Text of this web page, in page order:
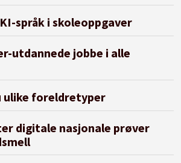
språk i skoleoppgaver
utdannede jobbe i alle
ulike foreldretyper
digitale nasjonale prøver